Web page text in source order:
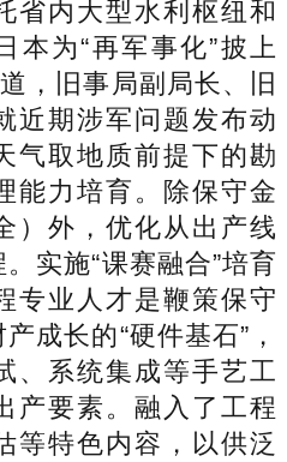
省内大型水利枢纽和
本为“再军事化”披上
，旧事局副局长、旧
近期涉军问题发布动
气取地质前提下的勘
能力培育。除保守金
）外，优化从出产线
实施“课赛融合”培育
专业人才是鞭策保守
成长的“硬件基石”，
、系统集成等手艺工
产要素。融入了工程
等特色内容，以供泛